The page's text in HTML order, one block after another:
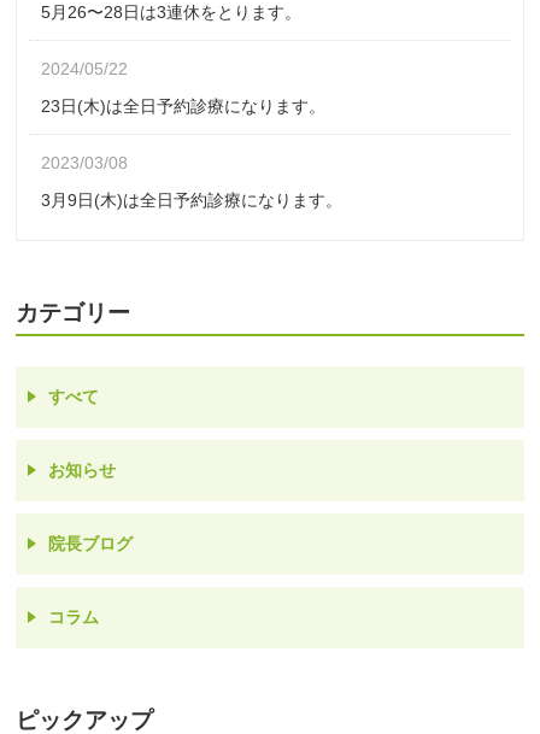
5月26〜28日は3連休をとります。
2024/05/22
23日(木)は全日予約診療になります。
2023/03/08
3月9日(木)は全日予約診療になります。
カテゴリー
すべて
お知らせ
院長ブログ
コラム
ピックアップ